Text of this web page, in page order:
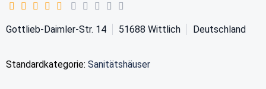
Gottlieb-Daimler-Str. 14 51688 Wittlich Deutschland
Standardkategorie: Sanitätshäuser